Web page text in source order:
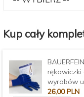
Kup cały
rękawiczki
wyrobów
26,00 PLN